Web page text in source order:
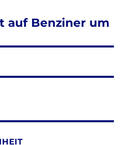
auf Benziner um